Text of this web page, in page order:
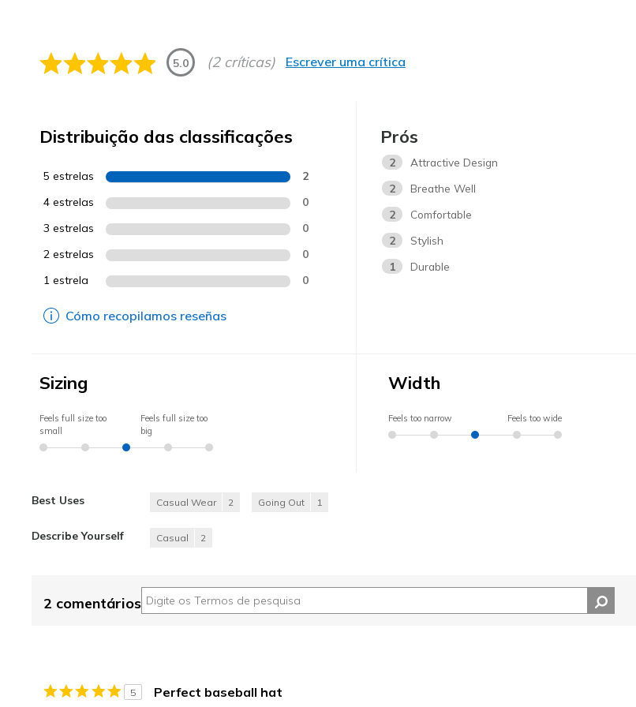
5.0 (2 críticas) Escrever uma crítica
Distribuição das classificações
5 estrelas 2
4 estrelas 0
3 estrelas 0
2 estrelas 0
1 estrela 0
Cómo recopilamos reseñas
Prós
2
Attractive Design
2
Breathe Well
2
Comfortable
2
Stylish
1
Durable
Sizing
Feels full size too
small
Feels full size too
big
Width
Feels too narrow Feels too wide
Best Uses Casual Wear 2 Going Out 1
Describe Yourself Casual 2
2 comentários
5 Perfect baseball hat